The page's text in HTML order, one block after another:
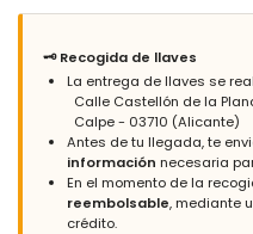
l'appartement. Nous allons
Respuesta del
Gracias Sr. Perles. Nos
estancia en el apartamento.
Atentamente, Grupo Turis
🗝️ Recogida de llaves
La entrega de llaves se
Calle Castellón de la
Calpe - 03710 (Alicante)
Antes de tu llegada, te
información necesaria
En el momento de la
reembolsable, mediante
crédito.